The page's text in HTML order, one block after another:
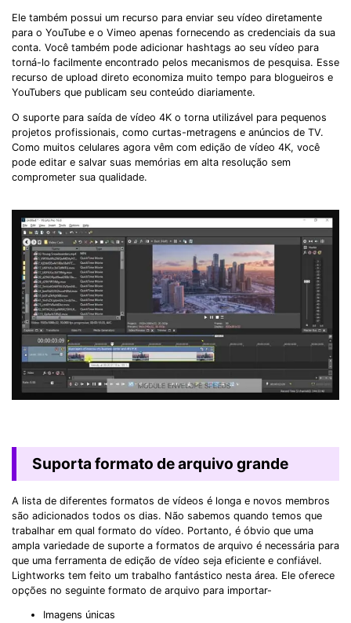
Ele também possui um recurso para enviar seu vídeo diretamente
para o YouTube e o Vimeo apenas fornecendo as credenciais da sua
conta. Você também pode adicionar hashtags ao seu vídeo para
torná-lo facilmente encontrado pelos mecanismos de pesquisa. Esse
recurso de upload direto economiza muito tempo para blogueiros e
YouTubers que publicam seu conteúdo diariamente.
O suporte para saída de vídeo 4K o torna utilizável para pequenos
projetos profissionais, como curtas-metragens e anúncios de TV.
Como muitos celulares agora vêm com edição de vídeo 4K, você
pode editar e salvar suas memórias em alta resolução sem
comprometer sua qualidade.
Suporta formato de arquivo grande
A lista de diferentes formatos de vídeos é longa e novos membros
são adicionados todos os dias. Não sabemos quando temos que
trabalhar em qual formato do vídeo. Portanto, é óbvio que uma
ampla variedade de suporte a formatos de arquivo é necessária para
que uma ferramenta de edição de vídeo seja eficiente e confiável.
Lightworks tem feito um trabalho fantástico nesta área. Ele oferece
opções no seguinte formato de arquivo para importar-
Imagens únicas